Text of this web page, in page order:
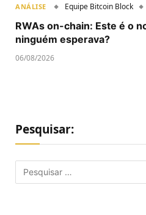
ANÁLISE Equipe Bitcoin Block
RWAs on-chain: Este é o
ninguém esperava?
06/08/2026
Pesquisar: